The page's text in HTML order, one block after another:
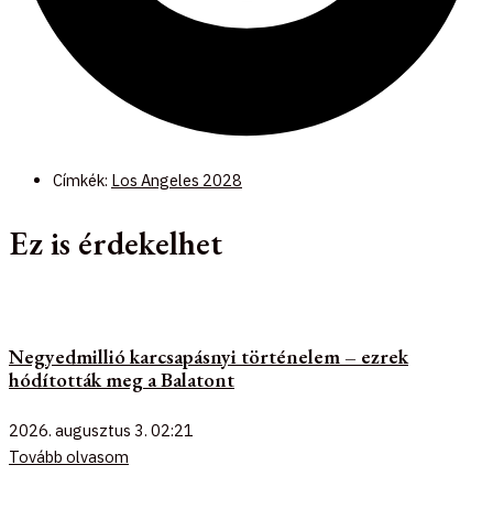
Címkék: Los Angeles 2028
Ez is érdekelhet
Negyedmillió karcsapásnyi történelem – ezrek
hódították meg a Balatont
2026. augusztus 3. 02:21
Tovább olvasom